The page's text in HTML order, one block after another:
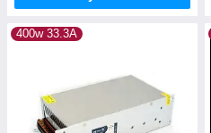
400w 33.3A